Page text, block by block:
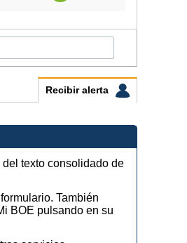
Recibir alerta
texto consolidado de
También
BOE pulsando en su